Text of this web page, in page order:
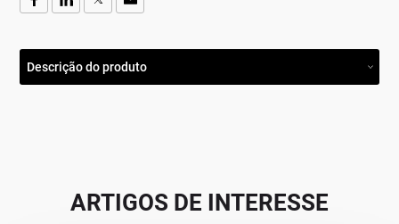
Descrição do produto
ARTIGOS DE INTERESSE